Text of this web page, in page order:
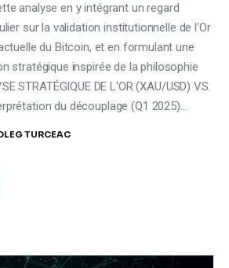
analyse en y intégrant un regard
sur la validation institutionnelle de l'Or
du Bitcoin, et en formulant une
stratégique inspirée de la philosophie
STRATÉGIQUE DE L'OR (XAU/USD) VS.
du découplage (Q1 2025)…
TURCEAC